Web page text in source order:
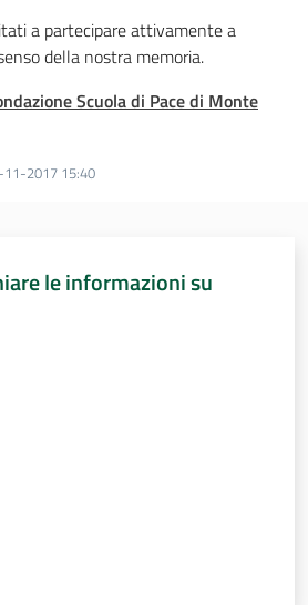
a partecipare attivamente a
della nostra memoria.
Scuola di Pace di Monte
11-2017 15:40
le informazioni su